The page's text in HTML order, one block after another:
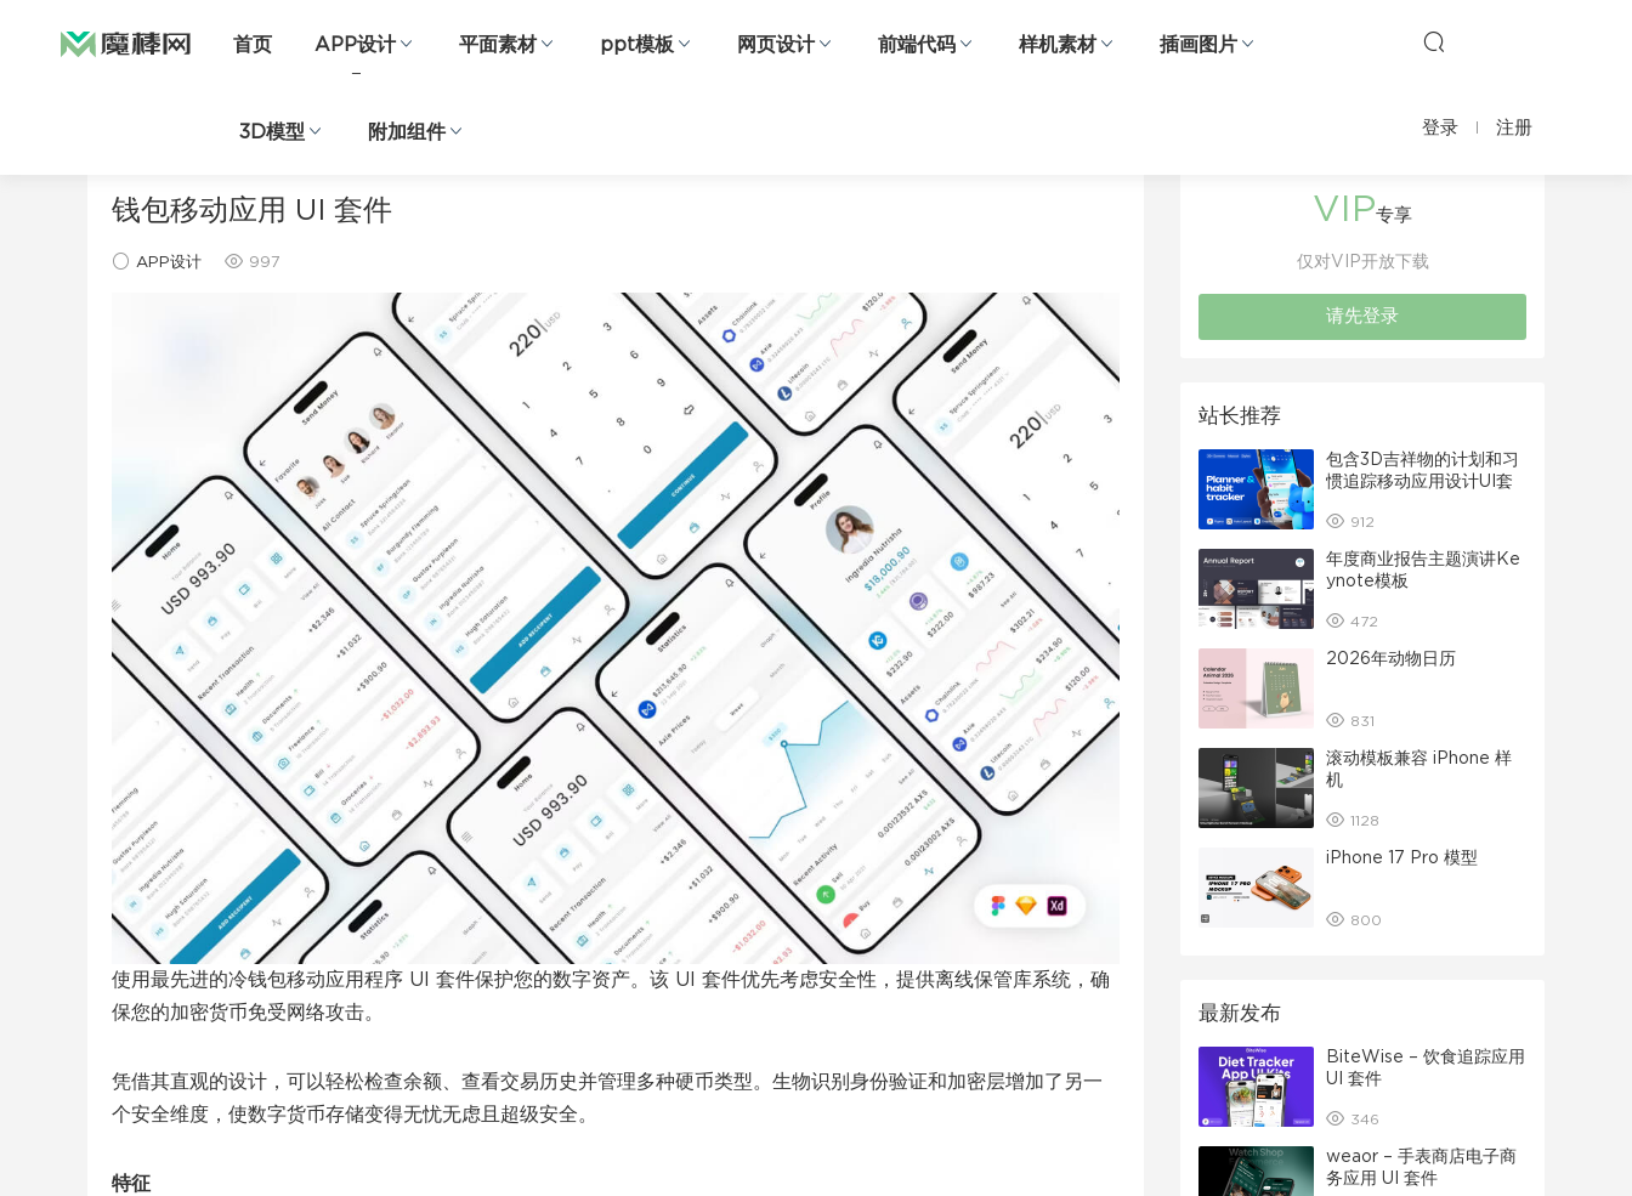
首页 APP设计 平面素材 ppt模板 网页设计 前端代码 样机素材 插画图片
3D模型 附加组件 登录 注册
APP设计
钱包移动应用 UI 套件
APP设计 997
使用最先进的冷钱包移动应用程序 UI 套件保护您的数字资产。该 UI 套件优先考虑安全性，提供离线保管库系统，确
保您的加密货币免受网络攻击。
凭借其直观的设计，可以轻松检查余额、查看交易历史并管理多种硬币类型。生物识别身份验证和加密层增加了另一
个安全维度，使数字货币存储变得无忧无虑且超级安全。
特征
VIP专享
仅对VIP开放下载
请先登录
站长推荐
包含3D吉祥物的计划和习
惯追踪移动应用设计UI套
912
年度商业报告主题演讲Ke
ynote模板
472
2026年动物日历
831
滚动模板兼容 iPhone 样
机
1128
iPhone 17 Pro 模型
800
最新发布
BiteWise – 饮食追踪应用
UI 套件
346
weaor – 手表商店电子商
务应用 UI 套件